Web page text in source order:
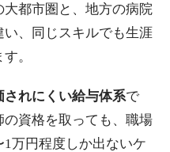
都市圏と、地方の病院
、同じスキルでも生涯
。
されにくい給与体系で
資格を取っても、職場
万円程度しか出ないケ